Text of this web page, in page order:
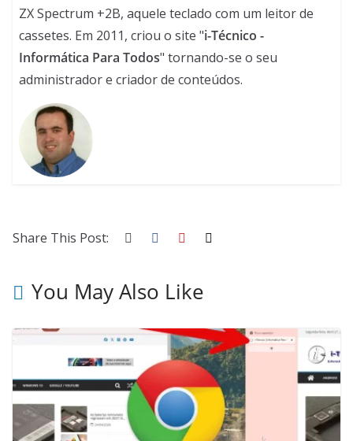
ZX Spectrum +2B, aquele teclado com um leitor de
cassetes. Em 2011, criou o site "i-Técnico -
Informática Para Todos" tornando-se o seu
administrador e criador de conteúdos.
Share This Post:
You May Also Like